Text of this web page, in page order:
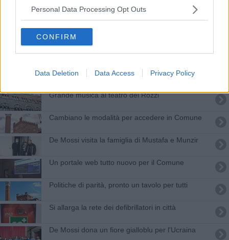
Personal Data Processing Opt Outs
CONFIRM
Data Deletion Data Access Privacy Policy
Omaggio a Dante con il dipinto di Cassioli
Studenti tutor fanno da Ciceroni all'Università
Consiglio comunale, no alla violenza sulle donne
Grande musica al teatro dei Rozzi
Cambiano le modalità per accedere in Comune
De Mossi visita la famiglia di Mustafa e Munzir
Un portale web tutto nuovo per il Comune
Politiche di parità, pronto un tavolo per tutti
Si allarga la rete dei defibrillatori in città
De Mossi dona un fiore gialloblu per l'Ucraina